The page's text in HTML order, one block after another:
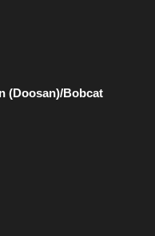
(Doosan)/Bobcat